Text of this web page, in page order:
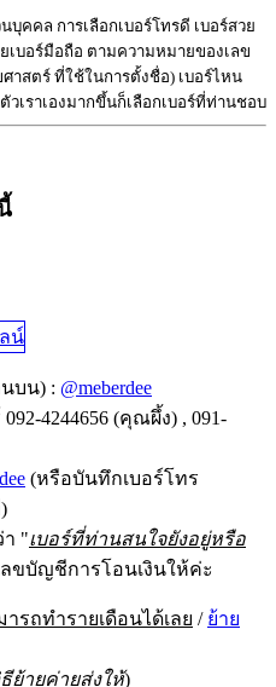
บุคคล การเลือกเบอร์โทรดี เบอร์สวย
บอร์มือถือ ตามความหมายของเลข
าสตร์ ที่ใช้ในการตั้งชื่อ) เบอร์ไหน
วเราเองมากขึ้นก็เลือกเบอร์ที่ท่านชอบ
บน) : @meberdee
4244656 (คุณผึ้ง) , 091-
(หรือบันทึกเบอร์โทร
า "เบอร์ที่ท่านสนใจยังอยู่หรือ
ขบัญชีการโอนเงินให้ค่ะ
ารถทำรายเดือนได้เลย / ย้าย
ย้ายค่ายส่งให้)